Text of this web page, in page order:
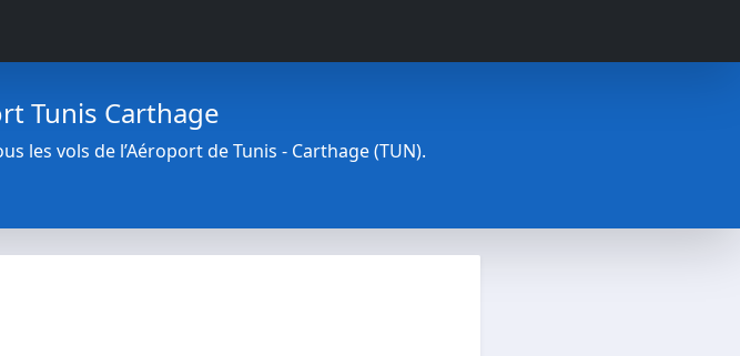
Tunis Carthage
les vols de l’Aéroport de Tunis - Carthage (TUN).